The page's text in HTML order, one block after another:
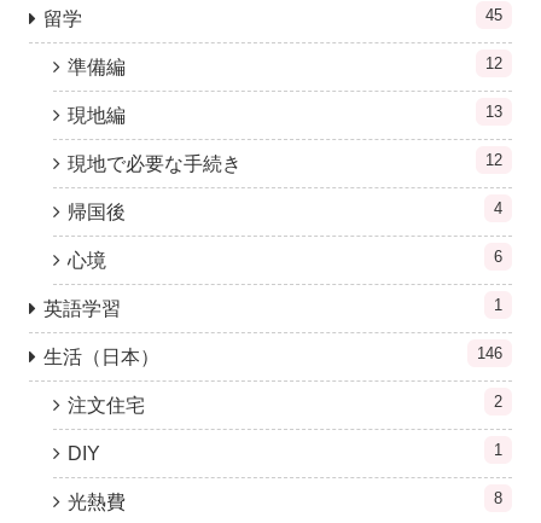
留学 45
準備編 12
現地編 13
現地で必要な手続き 12
帰国後 4
心境 6
英語学習 1
生活（日本） 146
注文住宅 2
DIY 1
光熱費 8